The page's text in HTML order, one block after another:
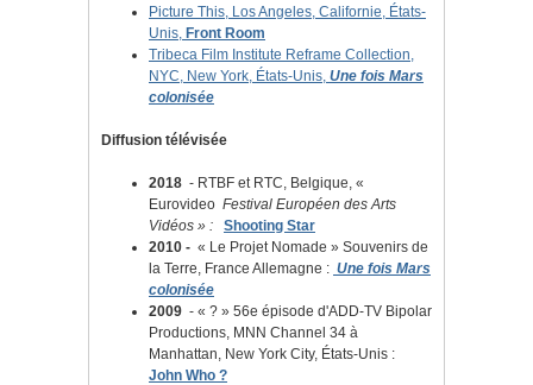
Picture This, Los Angeles, Californie, États-
Unis, Front Room
Tribeca Film Institute Reframe Collection,
NYC, New York, États-Unis, Une fois Mars
colonisée
Diffusion télévisée
2018 - RTBF et RTC, Belgique, «
Eurovideo Festival Européen des Arts
Vidéos » :
Shooting Star
2010 - « Le Projet Nomade » Souvenirs de
la Terre, France Allemagne : Une fois Mars
colonisée
2009 - « ? » 56e épisode d'ADD-TV Bipolar
Productions, MNN Channel 34 à
Manhattan, New York City, États-Unis :
John Who ?